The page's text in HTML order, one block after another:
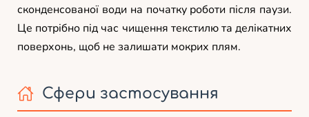
сконденсованої води на початку роботи після паузи.
Це потрібно під час чищення текстилю та делікатних
поверхонь, щоб не залишати мокрих плям.
Сфери застосування